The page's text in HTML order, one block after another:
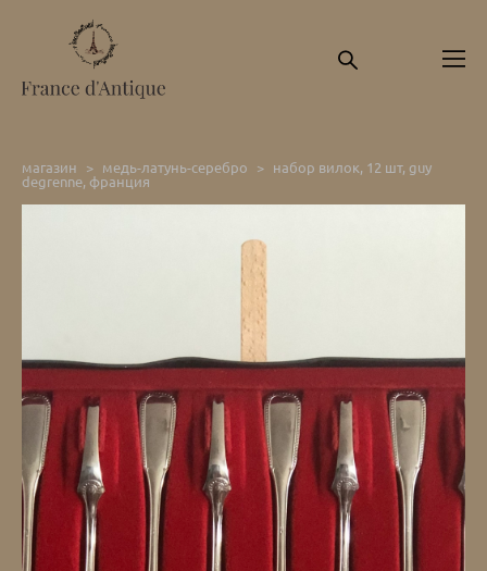
магазин > медь-латунь-серебро > набор вилок, 12 шт, guy
degrenne, франция